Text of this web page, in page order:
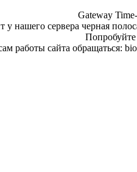
Gateway
нашего сервера черная
работы сайта обращаться: